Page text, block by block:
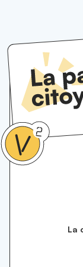
La